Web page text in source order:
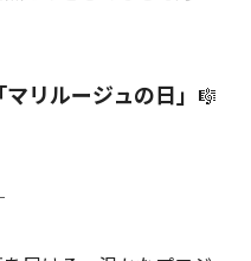
「マリルージュの日」 🎼